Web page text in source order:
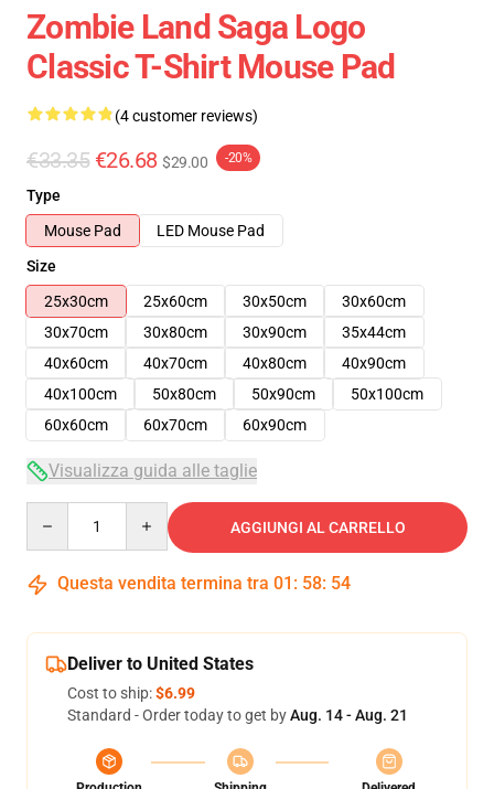
Zombie Land Saga Logo
Classic T-Shirt Mouse Pad
(4 customer reviews)
€33.35 €26.68 $29.00 -20%
Type
Mouse Pad
LED Mouse Pad
Size
25x30cm
25x60cm 30x50cm
30x60cm
30x70cm
30x80cm 30x90cm
35x44cm
40x60cm
40x70cm 40x80cm
40x90cm
40x100cm
50x80cm 50x90cm
50x100cm
60x60cm
60x70cm 60x90cm
Visualizza guida alle taglie
AGGIUNGI AL CARRELLO
Questa vendita termina tra 01 : 58: 54
Deliver to United States
Cost to ship:$6.99
Standard - Order today to get byAug. 14 - Aug. 21